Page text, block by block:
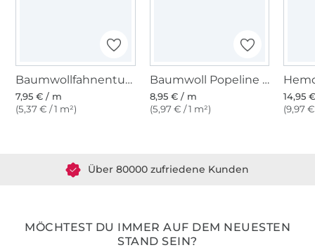
Baumwollfahnentuch, schwarz
7,95 € / m
(5,37 € / 1 m²)
Baumwoll Popeline schwarz
8,95 € / m
(5,97 € / 1 m²)
14,95
(9,97
MÖCHTEST DU IMMER AUF DEM NEUESTEN
STAND SEIN?